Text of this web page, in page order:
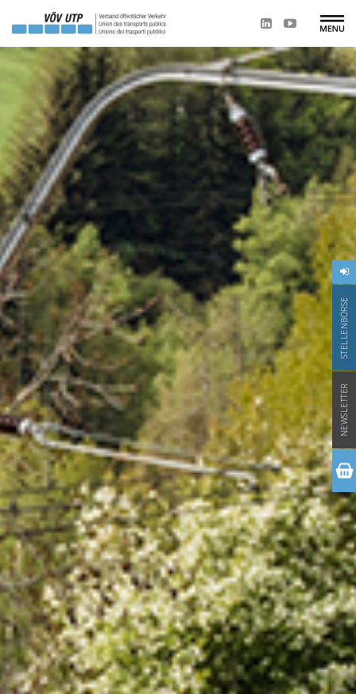
STELLENBÖRSE
NEWSLETTER